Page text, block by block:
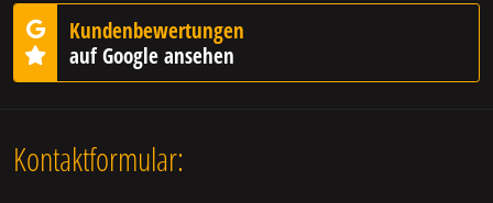
Kundenbewertungen
auf Google ansehen
Kontaktformular: